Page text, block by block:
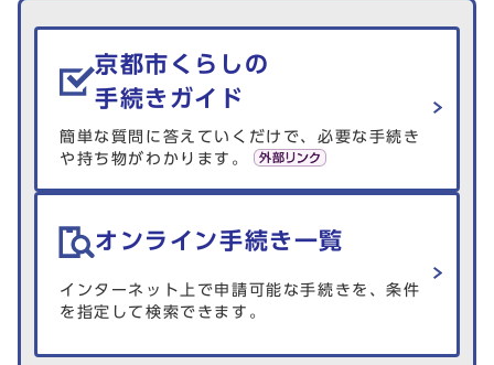
生活情報を探す
京都市くらしの
手続きガイド
簡単な質問に答えていくだけで、必要な手続き
や持ち物がわかります。
オンライン手続き一覧
インターネット上で申請可能な手続きを、条件
を指定して検索できます。